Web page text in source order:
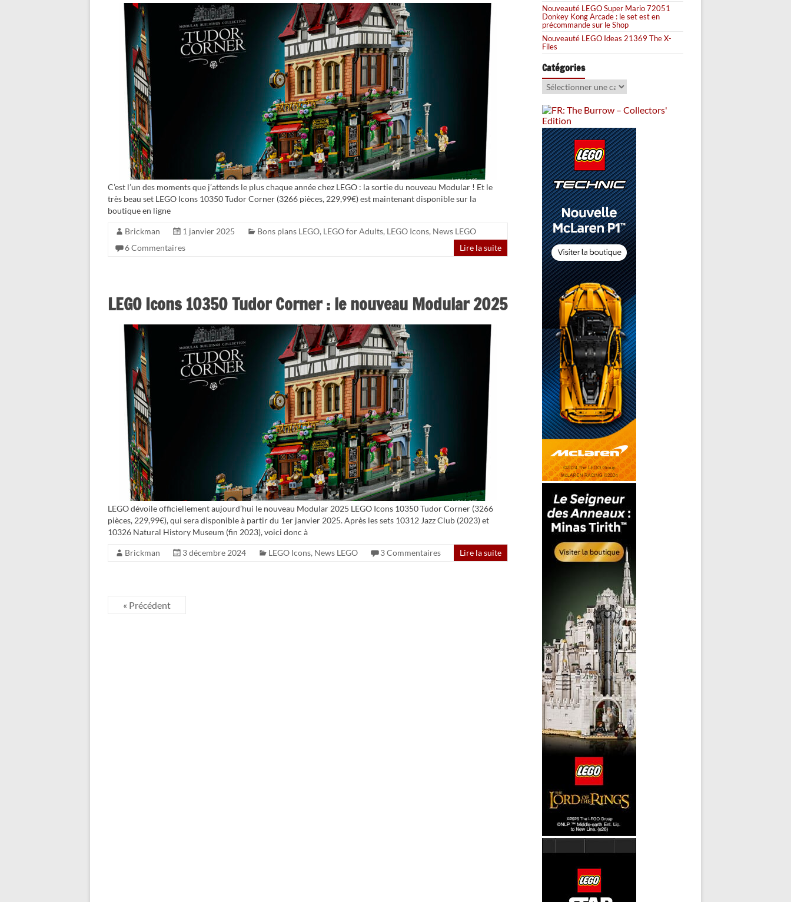
C’est l’un des moments que j’attends le plus chaque année chez LEGO : la sortie du nouveau Modular ! Et le
très beau set LEGO Icons 10350 Tudor Corner (3266 pièces, 229,99€) est maintenant disponible sur la
boutique en ligne
Brickman 1 janvier 2025 Bons plans LEGO, LEGO for Adults, LEGO Icons, News LEGO
6 Commentaires
Lire la suite
LEGO Icons 10350 Tudor Corner : le nouveau Modular 2025
LEGO dévoile officiellement aujourd’hui le nouveau Modular 2025 LEGO Icons 10350 Tudor Corner (3266
pièces, 229,99€), qui sera disponible à partir du 1er janvier 2025. Après les sets 10312 Jazz Club (2023) et
10326 Natural History Museum (fin 2023), voici donc à
Brickman 3 décembre 2024 LEGO Icons, News LEGO 3 Commentaires Lire la suite
« Précédent
Nouveauté LEGO Super Mario 72051
Donkey Kong Arcade : le set est en
précommande sur le Shop
Nouveauté LEGO Ideas 21369 The X-
Files
Catégories
Catégories